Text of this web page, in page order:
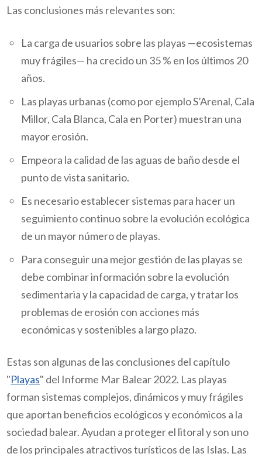
Las conclusiones más relevantes son:
La carga de usuarios sobre las playas —ecosistemas
muy frágiles— ha crecido un 35 % en los últimos 20
años.
Las playas urbanas (como por ejemplo S’Arenal, Cala
Millor, Cala Blanca, Cala en Porter) muestran una
mayor erosión.
Empeora la calidad de las aguas de baño desde el
punto de vista sanitario.
Es necesario establecer sistemas para hacer un
seguimiento continuo sobre la evolución ecológica
de un mayor número de playas.
Para conseguir una mejor gestión de las playas se
debe combinar información sobre la evolución
sedimentaria y la capacidad de carga, y tratar los
problemas de erosión con acciones más
económicas y sostenibles a largo plazo.
Estas son algunas de las conclusiones del capítulo
"Playas" del Informe Mar Balear 2022. Las playas
forman sistemas complejos, dinámicos y muy frágiles
que aportan beneficios ecológicos y económicos a la
sociedad balear. Ayudan a proteger el litoral y son uno
de los principales atractivos turísticos de las Islas. Las